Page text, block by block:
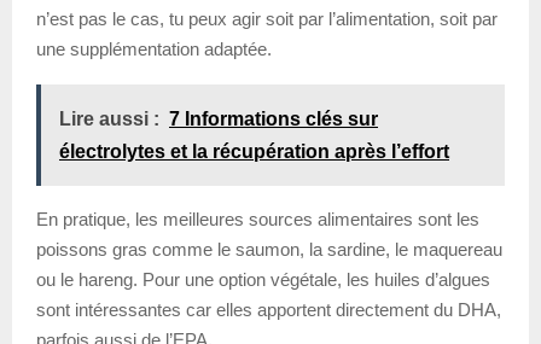
n’est pas le cas, tu peux agir soit par l’alimentation, soit par
une supplémentation adaptée.
Lire aussi : 7 Informations clés sur
électrolytes et la récupération après l’effort
En pratique, les meilleures sources alimentaires sont les
poissons gras comme le saumon, la sardine, le maquereau
ou le hareng. Pour une option végétale, les huiles d’algues
sont intéressantes car elles apportent directement du DHA,
parfois aussi de l’EPA.